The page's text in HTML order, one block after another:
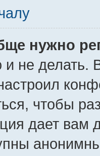
нужно
не делать.
чтобы
дает вам